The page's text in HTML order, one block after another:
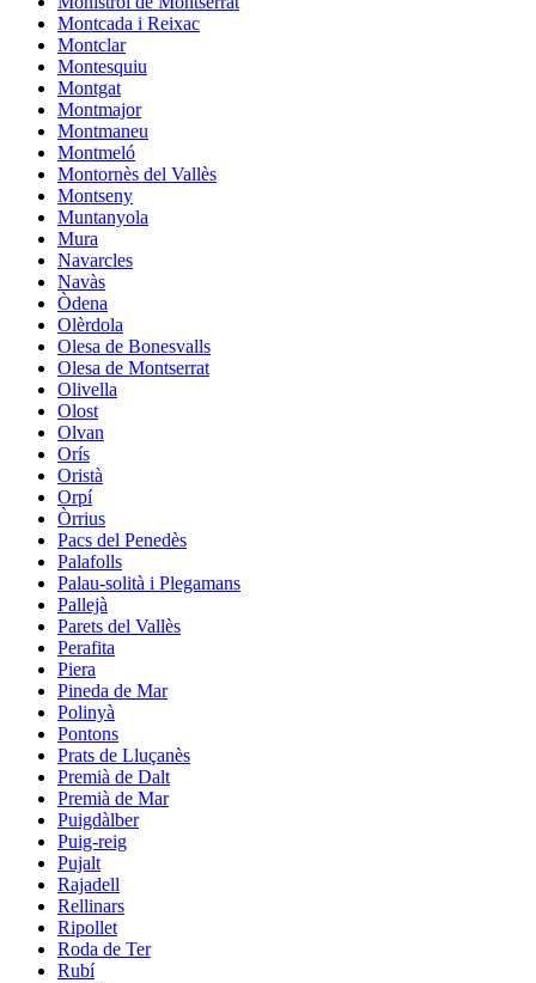
Montcada i Reixac
Montclar
Montesquiu
Montgat
Montmajor
Montmaneu
Montmeló
Montornès del Vallès
Montseny
Muntanyola
Mura
Navarcles
Navàs
Òdena
Olèrdola
Olesa de Bonesvalls
Olesa de Montserrat
Olivella
Olost
Olvan
Orís
Oristà
Orpí
Òrrius
Pacs del Penedès
Palafolls
Palau-solità i Plegamans
Pallejà
Parets del Vallès
Perafita
Piera
Pineda de Mar
Polinyà
Pontons
Prats de Lluçanès
Premià de Dalt
Premià de Mar
Puigdàlber
Puig-reig
Pujalt
Rajadell
Rellinars
Ripollet
Roda de Ter
Rubí